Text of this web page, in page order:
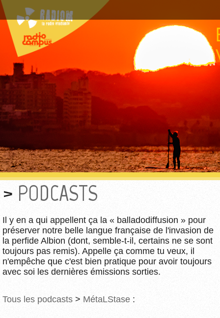
PODCASTS
Il y en a qui appellent ça la « balladodiffusion » pour
préserver notre belle langue française de l'invasion de
la perfide Albion (dont, semble-t-il, certains ne se sont
toujours pas remis). Appelle ça comme tu veux, il
n'empêche que c'est bien pratique pour avoir toujours
avec soi les dernières émissions sorties.
Tous les podcasts > MétaLStase :